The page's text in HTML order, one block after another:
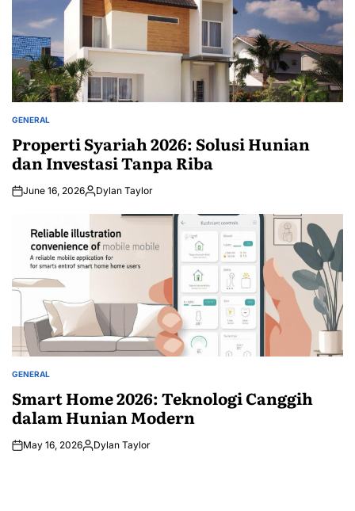
POSTED
GENERAL
Properti Syariah 2026: Solusi Hunian
dan Investasi Tanpa Riba
June 16, 2026Posted
Dylan Taylor
POSTED
GENERAL
Smart Home 2026: Teknologi Canggih
dalam Hunian Modern
May 16, 2026Posted
Dylan Taylor